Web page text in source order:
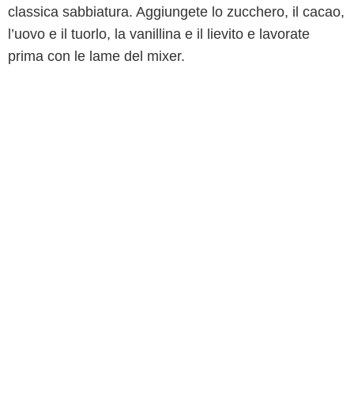
classica sabbiatura. Aggiungete lo zucchero, il cacao,
l’uovo e il tuorlo, la vanillina e il lievito e lavorate
prima con le lame del mixer.